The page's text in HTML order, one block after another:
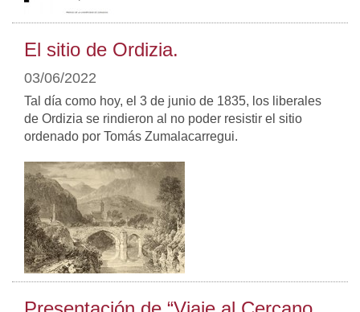
El sitio de Ordizia.
03/06/2022
Tal día como hoy, el 3 de junio de 1835, los liberales
de Ordizia se rindieron al no poder resistir el sitio
ordenado por Tomás Zumalacarregui.